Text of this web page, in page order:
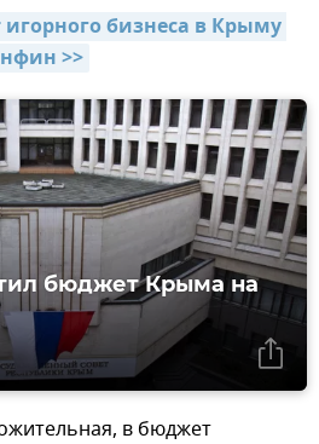
бизнеса в Крыму
>>
бюджет Крыма на
в бюджет